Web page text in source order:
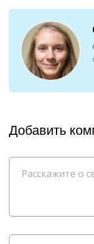
Добавить